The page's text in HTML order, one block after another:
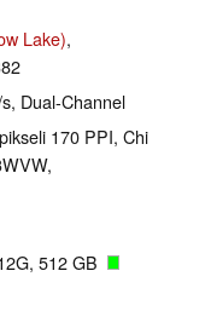
Lake),
Dual-Channel
170 PPI, Chi
512 GB